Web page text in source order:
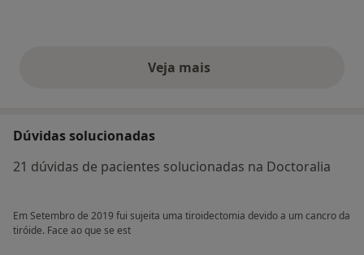
Veja maisopiniões acima
Dúvidas solucionadas
21 dúvidas de pacientes solucionadas na Doctoralia
Em Setembro de 2019 fui sujeita uma tiroidectomia devido a um cancro da
tiróide. Face ao que se est